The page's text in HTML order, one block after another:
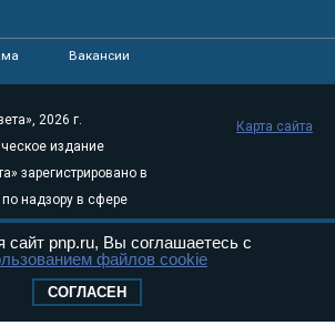
Вакансии
2026 г.
издание
зарегистрировано в
надзору в сфере
технологий и
(Роскомнадзор) 05
Эл № ФС77-
Карта сайта
сайт pnp.ru, Вы соглашаетесь с
файлов cookie
СОГЛАСЕН